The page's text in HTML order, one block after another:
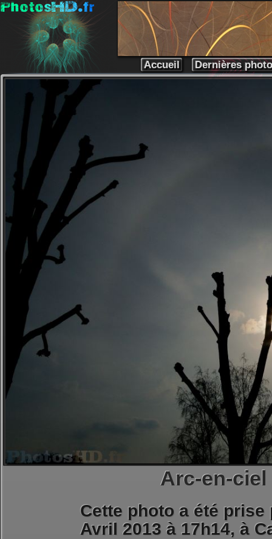
Accueil Dernières
Arc-en-
Cette photo a été
Avril 2013 à 17h14, à